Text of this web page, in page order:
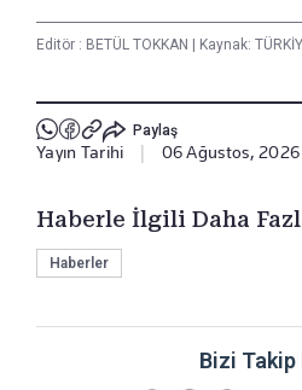
Editör : BETÜL TOKKAN | Kaynak:
Paylaş
Yayın Tarihi 06 Ağustos, 2026
Haberle İlgili Daha
Haberler
Bizi Takip